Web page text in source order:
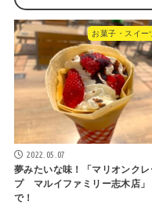
お菓子・スイー
2022.05.07
夢みたいな味！「マリオンクレ
プ マルイファミリー志木店」
で！